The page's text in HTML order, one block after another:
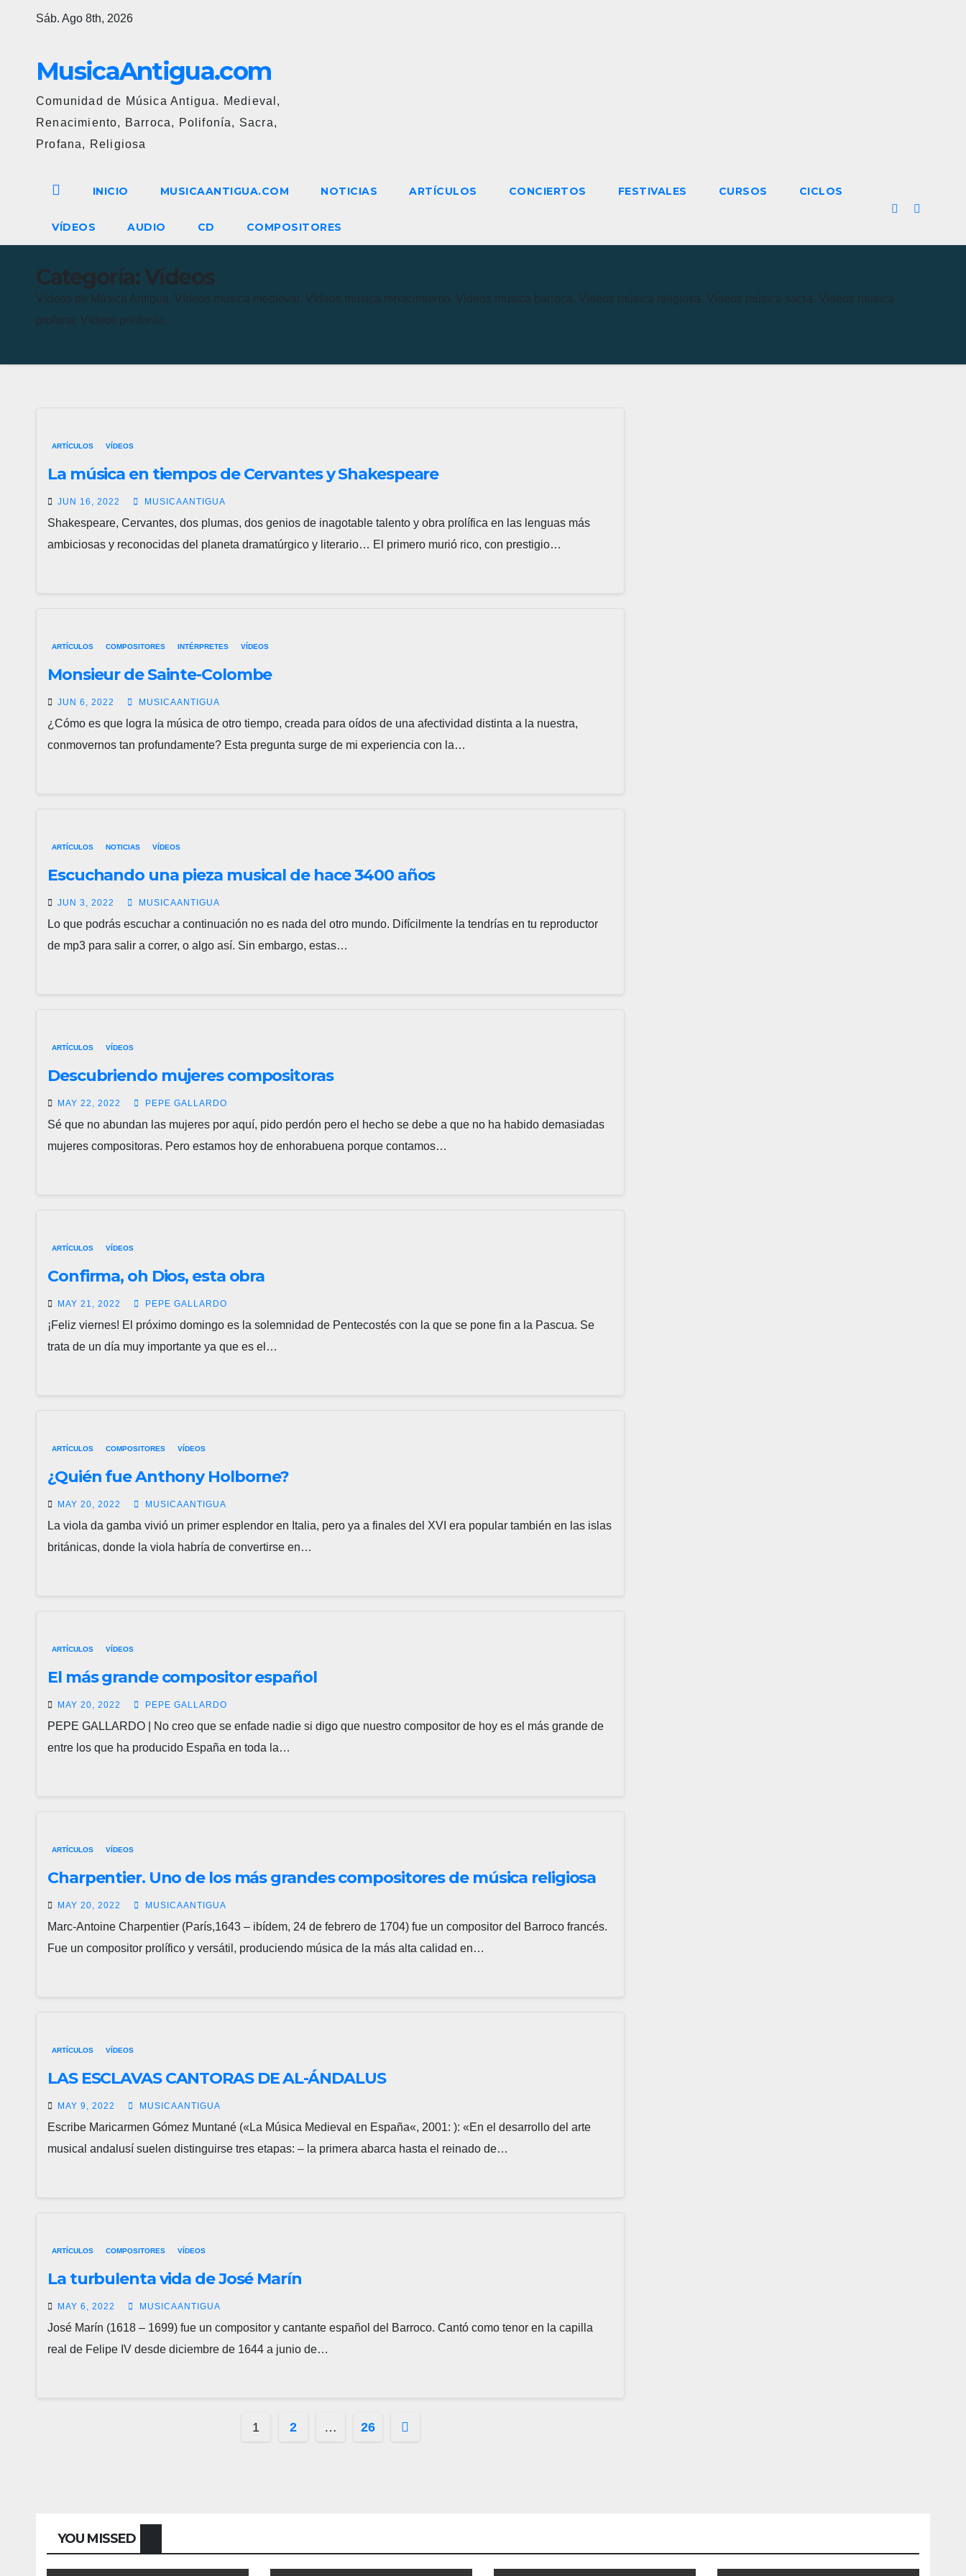
Sáb. Ago 8th, 2026
MusicaAntigua.com
Comunidad de Música Antigua. Medieval,
Renacimiento, Barroca, Polifonía, Sacra,
Profana, Religiosa
INICIO MUSICAANTIGUA.COM NOTICIAS ARTÍCULOS CONCIERTOS FESTIVALES CURSOS CICLOS
VÍDEOS AUDIO CD COMPOSITORES
Categoría:Vídeos
Vídeos de Música Antigua. Vídeos música medieval. Vídeos música renacimiento. Vídeos música barroca. Vídeos música religiosa. Vídeos música sacra. Vídeos música
profana. Vídeos polifonía.
ARTÍCULOS VÍDEOS
La música en tiempos de Cervantes y Shakespeare
JUN 16, 2022 MUSICAANTIGUA
Shakespeare, Cervantes, dos plumas, dos genios de inagotable talento y obra prolífica en las lenguas más
ambiciosas y reconocidas del planeta dramatúrgico y literario… El primero murió rico, con prestigio…
ARTÍCULOS COMPOSITORES INTÉRPRETES VÍDEOS
Monsieur de Sainte-Colombe
JUN 6, 2022 MUSICAANTIGUA
¿Cómo es que logra la música de otro tiempo, creada para oídos de una afectividad distinta a la nuestra,
conmovernos tan profundamente? Esta pregunta surge de mi experiencia con la…
ARTÍCULOS NOTICIAS VÍDEOS
Escuchando una pieza musical de hace 3400 años
JUN 3, 2022 MUSICAANTIGUA
Lo que podrás escuchar a continuación no es nada del otro mundo. Difícilmente la tendrías en tu reproductor
de mp3 para salir a correr, o algo así. Sin embargo, estas…
ARTÍCULOS VÍDEOS
Descubriendo mujeres compositoras
MAY 22, 2022 PEPE GALLARDO
Sé que no abundan las mujeres por aquí, pido perdón pero el hecho se debe a que no ha habido demasiadas
mujeres compositoras. Pero estamos hoy de enhorabuena porque contamos…
ARTÍCULOS VÍDEOS
Confirma, oh Dios, esta obra
MAY 21, 2022 PEPE GALLARDO
¡Feliz viernes! El próximo domingo es la solemnidad de Pentecostés con la que se pone fin a la Pascua. Se
trata de un día muy importante ya que es el…
ARTÍCULOS COMPOSITORES VÍDEOS
¿Quién fue Anthony Holborne?
MAY 20, 2022 MUSICAANTIGUA
La viola da gamba vivió un primer esplendor en Italia, pero ya a finales del XVI era popular también en las islas
británicas, donde la viola habría de convertirse en…
ARTÍCULOS VÍDEOS
El más grande compositor español
MAY 20, 2022 PEPE GALLARDO
PEPE GALLARDO | No creo que se enfade nadie si digo que nuestro compositor de hoy es el más grande de
entre los que ha producido España en toda la…
ARTÍCULOS VÍDEOS
Charpentier. Uno de los más grandes compositores de música religiosa
MAY 20, 2022 MUSICAANTIGUA
Marc-Antoine Charpentier (París,1643 – ibídem, 24 de febrero de 1704) fue un compositor del Barroco francés.
Fue un compositor prolífico y versátil, produciendo música de la más alta calidad en…
ARTÍCULOS VÍDEOS
LAS ESCLAVAS CANTORAS DE AL-ÁNDALUS
MAY 9, 2022 MUSICAANTIGUA
Escribe Maricarmen Gómez Muntané («La Música Medieval en España«, 2001: ): «En el desarrollo del arte
musical andalusí suelen distinguirse tres etapas: – la primera abarca hasta el reinado de…
ARTÍCULOS COMPOSITORES VÍDEOS
La turbulenta vida de José Marín
MAY 6, 2022 MUSICAANTIGUA
José Marín (1618 – 1699) fue un compositor y cantante español del Barroco. Cantó como tenor en la capilla
real de Felipe IV desde diciembre de 1644 a junio de…
Navegación
1 2 … 26
YOU MISSED